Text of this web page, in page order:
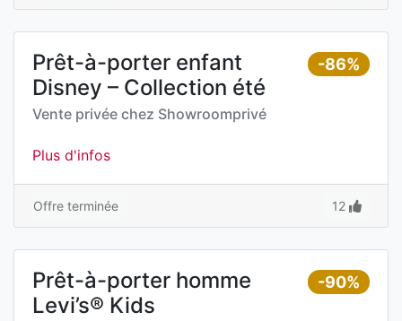
-86%
Prêt-à-porter enfant
Disney – Collection été
Vente privée chez Showroomprivé
Plus d'infos
Offre terminée 12
-90%
Prêt-à-porter homme
Levi’s® Kids